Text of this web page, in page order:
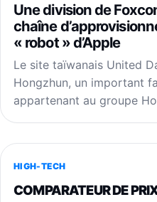
Une division de
chaîne
« robot » d’Apple
Le site taïwanais United
Hongzhun, un important
appartenant au groupe
HIGH-TECH
COMPARATEUR DE